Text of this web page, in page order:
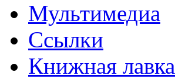
Мультимедиа
Ссылки
Книжная лавка